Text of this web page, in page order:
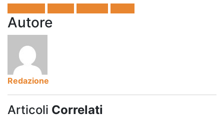
Autore
Redazione
Articoli Correlati